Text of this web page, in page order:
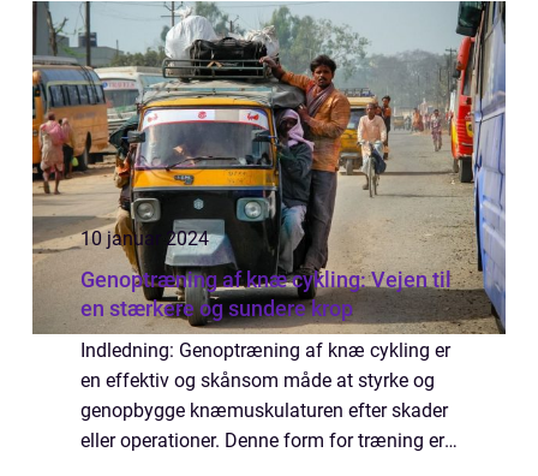
fakt...
10 januar 2024
Genoptræning af knæ cykling: Vejen til
en stærkere og sundere krop
Indledning: Genoptræning af knæ cykling er
en effektiv og skånsom måde at styrke og
genopbygge knæmuskulaturen efter skader
eller operationer. Denne form for træning er